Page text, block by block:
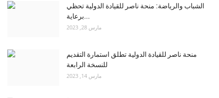
الشباب والرياضة: منحة ناصر للقيادة الدولية تحظي
برعاية...
مارس 28, 2023
منحة ناصر للقيادة الدولية تطلق استمارة التقديم
للنسخة الرابعة
مارس 14, 2023